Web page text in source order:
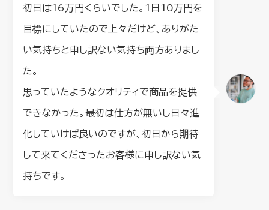
初日は16万円くらいでした。1日10万円を
目標にしていたので上々だけど、ありがた
い気持ちと申し訳ない気持ち両方ありまし
た。
思っていたようなクオリティで商品を提供
できなかった。最初は仕方が無いし日々進
化していけば良いのですが、初日から期待
して来てくださったお客様に申し訳ない気
持ちです。